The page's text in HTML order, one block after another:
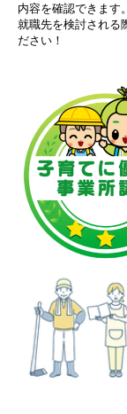
内容を確認できます。
就職先を検討される
ださい！